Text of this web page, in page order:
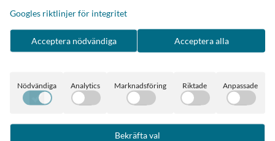
Pälskant och krage i mjuk och skön fuskpäls
Längd ca. 82 cm från hals till snibb
Material: 100% viskos
Rekommenderad tvätt: maskintvätt 30 grader
Googles riktlinjer för integritet
Acceptera nödvändiga Acceptera alla
Nödvändiga Analytics Marknadsföring Riktade Anpassade
Bekräfta val